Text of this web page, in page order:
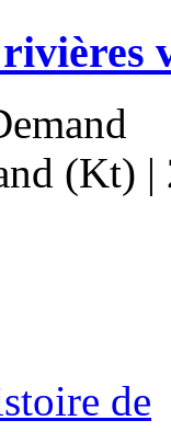
(Kt) |